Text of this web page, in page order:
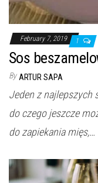
February 7, 2019 1
Sos
By ARTUR SAPA
Jeden z najlepszych
do czego jeszcze
do zapiekania mięs,…